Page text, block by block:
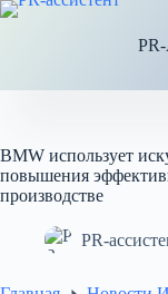
Перейти
BMW использует
повышения
производстве
PR-